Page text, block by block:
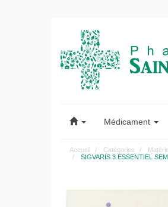
Saint-
Martin
Saint-
Médicament
Accueil Catégories
SIGVARIS 3 ESSENTIEL